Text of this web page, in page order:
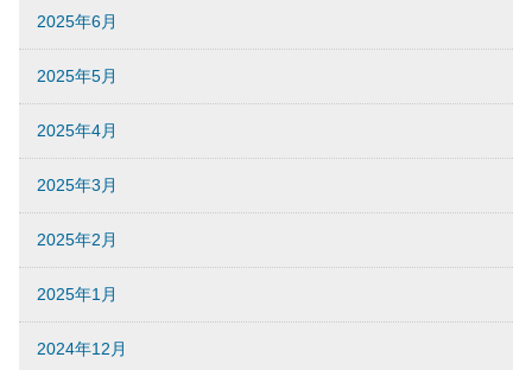
2025年6月
2025年5月
2025年4月
2025年3月
2025年2月
2025年1月
2024年12月